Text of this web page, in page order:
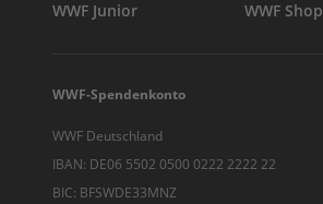
WWF Junior WWF Shop
WWF-Spendenkonto
WWF Deutschland
IBAN: DE06 5502 0500 0222 2222 22
BIC: BFSWDE33MNZ